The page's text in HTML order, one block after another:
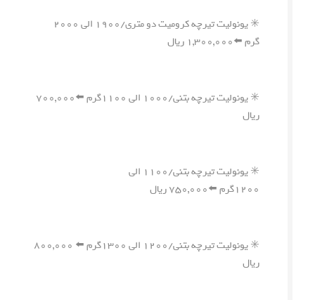
✳️ یونولیت تیرچه کرومیت دو متری/۱۹۰۰ الی ۲۰۰۰
گرم ⬅️۱,۳۰۰,۰۰۰ ریال
✳️ یونولیت تیرچه بتنی/۱۰۰۰ الی ۱۱۰۰گرم ⬅️۷۰۰,۰۰۰
ریال
✳️ یونولیت تیرچه بتنی/۱۱۰۰ الی
۱۲۰۰گرم ⬅️۷۵۰,۰۰۰ ریال
✳️ یونولیت تیرچه بتنی/۱۲۰۰ الی ۱۳۰۰گرم ⬅️ ۸۰۰,۰۰۰
ریال